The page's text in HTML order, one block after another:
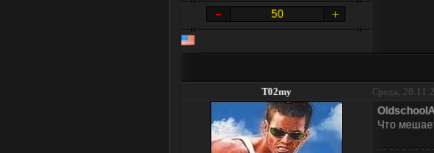
50
T02my Среда,
Что